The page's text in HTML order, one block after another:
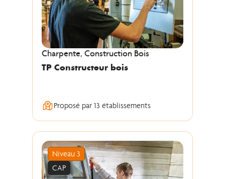
Charpente, Construction Bois
TP Constructeur bois
Proposé par 13 établissements
Niveau 3
CAP